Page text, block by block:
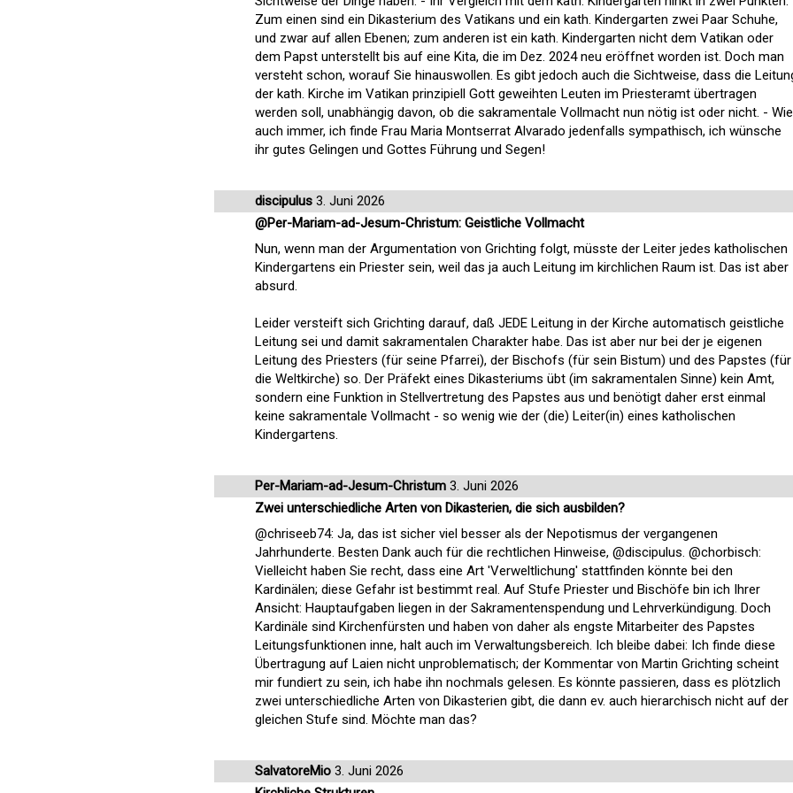
Zum einen sind ein Dikasterium des Vatikans und ein kath. Kindergarten zwei Paar Schuhe,
und zwar auf allen Ebenen; zum anderen ist ein kath. Kindergarten nicht dem Vatikan oder
dem Papst unterstellt bis auf eine Kita, die im Dez. 2024 neu eröffnet worden ist. Doch man
versteht schon, worauf Sie hinauswollen. Es gibt jedoch auch die Sichtweise, dass die
der kath. Kirche im Vatikan prinzipiell Gott geweihten Leuten im Priesteramt übertragen
werden soll, unabhängig davon, ob die sakramentale Vollmacht nun nötig ist oder nicht. - Wie
auch immer, ich finde Frau Maria Montserrat Alvarado jedenfalls sympathisch, ich wünsche
ihr gutes Gelingen und Gottes Führung und Segen!
discipulus 3. Juni 2026
@Per-Mariam-ad-Jesum-Christum: Geistliche Vollmacht
Nun, wenn man der Argumentation von Grichting folgt, müsste der Leiter jedes katholischen
Kindergartens ein Priester sein, weil das ja auch Leitung im kirchlichen Raum ist. Das ist aber
absurd.
Leider versteift sich Grichting darauf, daß JEDE Leitung in der Kirche automatisch geistliche
Leitung sei und damit sakramentalen Charakter habe. Das ist aber nur bei der je eigenen
Leitung des Priesters (für seine Pfarrei), der Bischofs (für sein Bistum) und des Papstes (für
die Weltkirche) so. Der Präfekt eines Dikasteriums übt (im sakramentalen Sinne) kein Amt,
sondern eine Funktion in Stellvertretung des Papstes aus und benötigt daher erst einmal
keine sakramentale Vollmacht - so wenig wie der (die) Leiter(in) eines katholischen
Kindergartens.
Per-Mariam-ad-Jesum-Christum 3. Juni 2026
Zwei unterschiedliche Arten von Dikasterien, die sich ausbilden?
@chriseeb74: Ja, das ist sicher viel besser als der Nepotismus der vergangenen
Jahrhunderte. Besten Dank auch für die rechtlichen Hinweise, @discipulus. @chorbisch:
Vielleicht haben Sie recht, dass eine Art 'Verweltlichung' stattfinden könnte bei den
Kardinälen; diese Gefahr ist bestimmt real. Auf Stufe Priester und Bischöfe bin ich Ihrer
Ansicht: Hauptaufgaben liegen in der Sakramentenspendung und Lehrverkündigung. Doch
Kardinäle sind Kirchenfürsten und haben von daher als engste Mitarbeiter des Papstes
Leitungsfunktionen inne, halt auch im Verwaltungsbereich. Ich bleibe dabei: Ich finde diese
Übertragung auf Laien nicht unproblematisch; der Kommentar von Martin Grichting scheint
mir fundiert zu sein, ich habe ihn nochmals gelesen. Es könnte passieren, dass es plötzlich
zwei unterschiedliche Arten von Dikasterien gibt, die dann ev. auch hierarchisch nicht auf der
gleichen Stufe sind. Möchte man das?
SalvatoreMio 3. Juni 2026